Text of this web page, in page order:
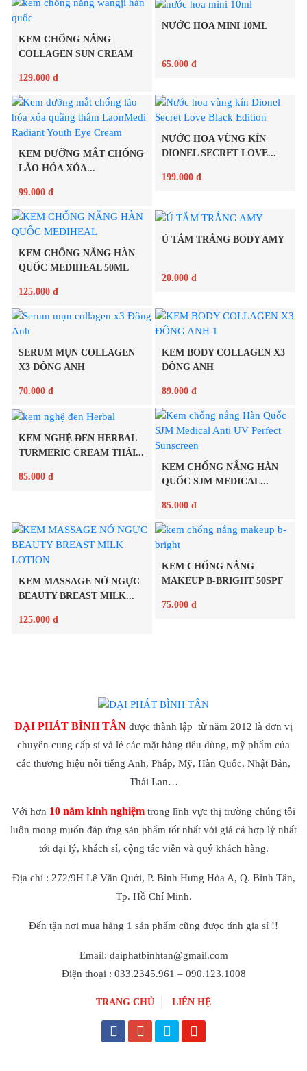
KEM CHỐNG NẮNG
COLLAGEN SUN CREAM
129.000 đ
Chi tiết
NƯỚC HOA MINI 10ML
65.000 đ
Chi tiết
KEM DƯỠNG MẮT CHỐNG
LÃO HÓA XÓA...
99.000 đ
Chi tiết
NƯỚC HOA VÙNG KÍN
DIONEL SECRET LOVE...
199.000 đ
Chi tiết
KEM CHỐNG NẮNG HÀN
QUỐC MEDIHEAL 50ML
125.000 đ
Ủ TẮM TRẮNG BODY AMY
20.000 đ
Chi tiết
SERUM MỤN COLLAGEN
X3 ĐÔNG ANH
70.000 đ
Chi tiết
KEM BODY COLLAGEN X3
ĐÔNG ANH
89.000 đ
KEM NGHỆ ĐEN HERBAL
TURMERIC CREAM THÁI...
85.000 đ
Chi tiết
KEM CHỐNG NẮNG HÀN
QUỐC SJM MEDICAL...
85.000 đ
Chi tiết
KEM MASSAGE NỞ NGỰC
BEAUTY BREAST MILK...
125.000 đ
KEM CHỐNG NẮNG
MAKEUP B-BRIGHT 50SPF
75.000 đ
ĐẠI PHÁT BÌNH TÂN được thành lập từ năm 2012 là đơn vị
chuyên cung cấp sỉ và lẻ các mặt hàng tiêu dùng, mỹ phẩm của
các thương hiệu nổi tiếng Anh, Pháp, Mỹ, Hàn Quốc, Nhật Bản,
Thái Lan…
Với hơn 10 năm kinh nghiệm trong lĩnh vực thị trường chúng tôi
luôn mong muốn đáp ứng sản phẩm tốt nhất với giá cả hợp lý nhất
tới đại lý, khách sỉ, cộng tác viên và quý khách hàng.
Địa chỉ : 272/9H Lê Văn Quới, P. Bình Hưng Hòa A, Q. Bình Tân,
Tp. Hồ Chí Minh.
Đến tận nơi mua hàng 1 sản phẩm cũng được tính gia sỉ !!
Email: daiphatbinhtan@gmail.com
Điện thoại : 033.2345.961 – 090.123.1008
TRANG CHỦ LIÊN HỆ